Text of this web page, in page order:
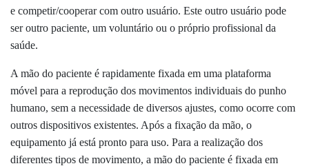
e competir/cooperar com outro usuário. Este outro usuário pode
ser outro paciente, um voluntário ou o próprio profissional da
saúde.
A mão do paciente é rapidamente fixada em uma plataforma
móvel para a reprodução dos movimentos individuais do punho
humano, sem a necessidade de diversos ajustes, como ocorre com
outros dispositivos existentes. Após a fixação da mão, o
equipamento já está pronto para uso. Para a realização dos
diferentes tipos de movimento, a mão do paciente é fixada em